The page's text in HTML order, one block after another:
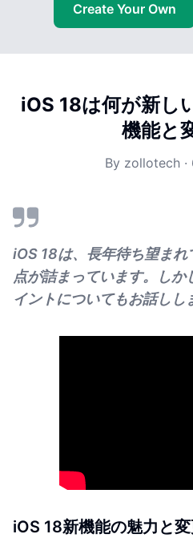
Create Your Own
iOS 18は何が新し
機能と
By zollotech·
iOS 18は、長年待ち望ま
点が詰まっています。し
イントについてもお話しし
iOS 18新機能の魅力と